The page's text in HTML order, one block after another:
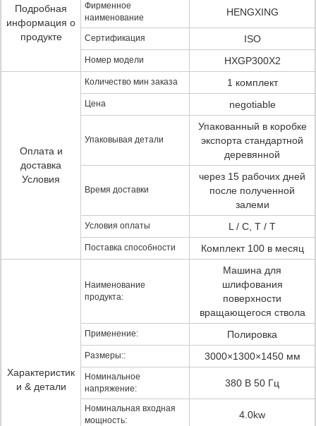
Подробная
информация о
продукте
Фирменное
наименование
HENGXING
Сертификация ISO
Номер модели HXGP300X2
Оплата и
доставка
Условия
Количество мин заказа 1 комплект
Цена negotiable
Упаковывая детали
Упакованный в коробке
экспорта стандартной
деревянной
Время доставки
через 15 рабочих дней
после полученной
залеми
Условия оплаты L / C, T / T
Поставка способности Комплект 100 в месяц
Характеристик
и & детали
Наименование
продукта:
Машина для
шлифования
поверхности
вращающегося ствола
Применение: Полировка
Размеры:: 3000×1300×1450 мм
Номинальное
напряжение:
380 В 50 Гц
Номинальная входная
мощность:
4.0kw